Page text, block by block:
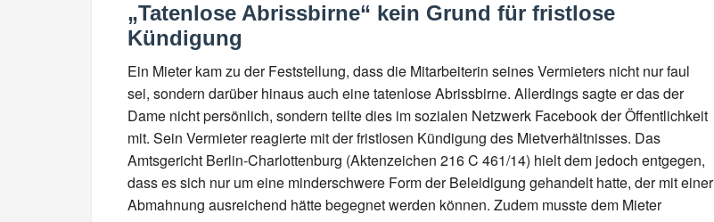
„Tatenlose Abrissbirne“ kein Grund für fristlose
Kündigung
Ein Mieter kam zu der Feststellung, dass die Mitarbeiterin seines Vermieters nicht nur faul
sei, sondern darüber hinaus auch eine tatenlose Abrissbirne. Allerdings sagte er das der
Dame nicht persönlich, sondern teilte dies im sozialen Netzwerk Facebook der Öffentlichkeit
mit. Sein Vermieter reagierte mit der fristlosen Kündigung des Mietverhältnisses. Das
Amtsgericht Berlin-Charlottenburg (Aktenzeichen 216 C 461/14) hielt dem jedoch entgegen,
dass es sich nur um eine minderschwere Form der Beleidigung gehandelt hatte, der mit einer
Abmahnung ausreichend hätte begegnet werden können. Zudem musste dem Mieter